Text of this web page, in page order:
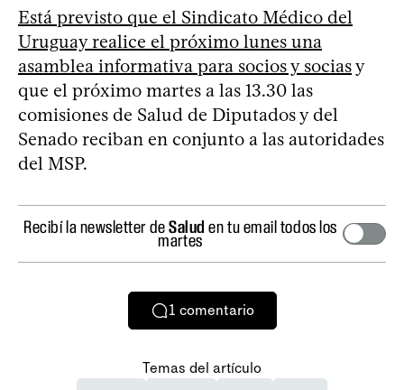
Está previsto que el Sindicato Médico del
Uruguay realice el próximo lunes una
asamblea informativa para socios y sociasy
que el próximo martes a las 13.30 las
comisiones de Salud de Diputados y del
Senado reciban en conjunto a las autoridades
del MSP.
Recibí la newsletter deSalud en tu email todos los
martes
1 comentario
Temas del artículo